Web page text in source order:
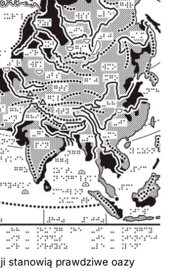
stanowią prawdziwe oazy